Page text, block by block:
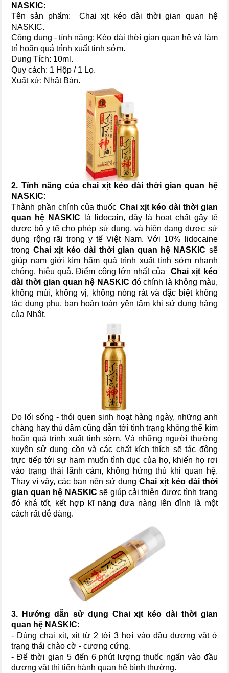
NASKIC:
Tên sản phẩm: Chai xịt kéo dài thời gian quan hệ
NASKIC.
Công dụng - tính năng: Kéo dài thời gian quan hệ và làm
trì hoãn quá trình xuất tinh sớm.
Dung Tích: 10ml.
Quy cách: 1 Hộp / 1 Lọ.
Xuất xứ: Nhật Bản.
2. Tính năng của chai xịt kéo dài thời gian quan hệ
NASKIC:
Thành phần chính của thuốc Chai xịt kéo dài thời gian
quan hệ NASKIC là lidocain, đây là hoạt chất gây tê
được bộ y tế cho phép sử dụng, và hiện đang được sử
dụng rộng rãi trong y tế Việt Nam. Với 10% lidocaine
trong Chai xịt kéo dài thời gian quan hệ NASKIC sẽ
giúp nam giới kìm hãm quá trình xuất tinh sớm nhanh
chóng, hiệu quả. Điểm cộng lớn nhất của Chai xịt kéo
dài thời gian quan hệ NASKIC đó chính là không màu,
không mùi, không vị, không nóng rát và đặc biệt không
tác dụng phụ, bạn hoàn toàn yên tâm khi sử dụng hàng
của Nhật.
Do lối sống - thói quen sinh hoạt hàng ngày, những anh
chàng hay thủ dâm cũng dẫn tới tình trạng không thể kìm
hoãn quá trình xuất tinh sớm. Và những người thường
xuyên sử dụng cồn và các chất kích thích sẽ tác động
trực tiếp tới sự ham muốn tình dục của họ, khiến họ rơi
vào trạng thái lãnh cảm, không hứng thú khi quan hệ.
Thay vì vậy, các bạn nên sử dụng Chai xịt kéo dài thời
gian quan hệ NASKIC sẽ giúp cải thiện được tình trạng
đó khá tốt, kết hợp kĩ năng đưa nàng lên đỉnh là một
cách rất dễ dàng.
3. Hướng dẫn sử dụng Chai xịt kéo dài thời gian
quan hệ NASKIC:
- Dùng chai xịt, xịt từ 2 tới 3 hơi vào đầu dương vật ở
trạng thái chào cờ - cương cứng.
- Để thời gian 5 đến 6 phút lượng thuốc ngấn vào đầu
dương vật thì tiến hành quan hệ bình thường.